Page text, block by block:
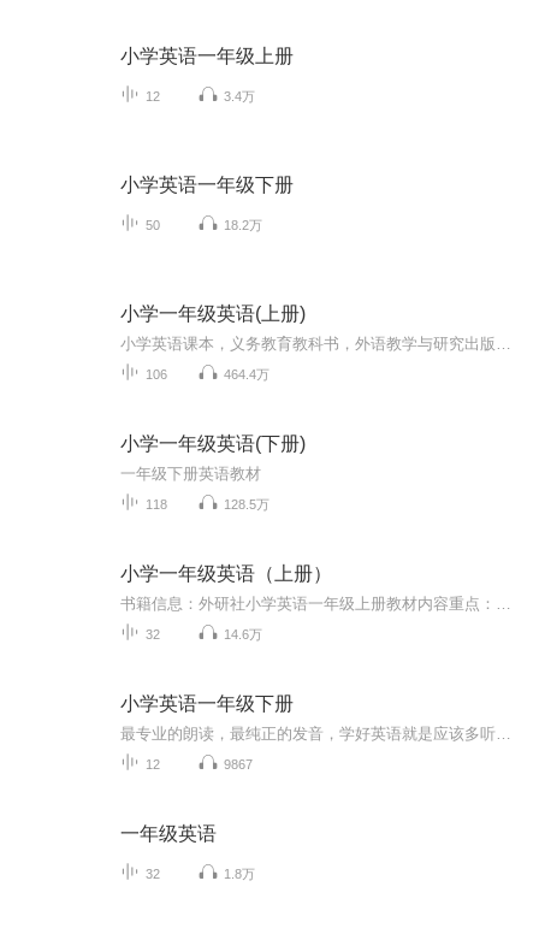
小学英语一年级上册
12 3.4万
小学英语一年级下册
50 18.2万
小学一年级英语(上册)
106 464.4万
小学一年级英语(下册)
一年级下册英语教材
118 128.5万
小学一年级英语（上册）
32 14.6万
小学英语一年级下册
12 9867
一年级英语
32 1.8万